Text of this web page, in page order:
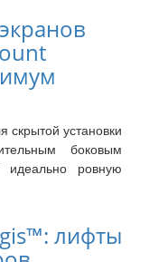
скрытой установки
боковым
идеально ровную
лифты